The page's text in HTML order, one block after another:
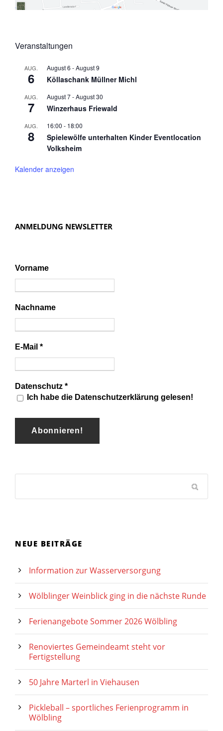
Veranstaltungen
AUG.
6
August 6 -August 9
Köllaschank Müllner Michl
AUG.
7
August 7-August 30
Winzerhaus Friewald
AUG.
8
16:00 - 18:00
Spielewölfe unterhalten Kinder Eventlocation
Volksheim
Kalender anzeigen
ANMELDUNG NEWSLETTER
Vorname
Nachname
E-Mail *
Datenschutz *
Ich habe die Datenschutzerklärung gelesen!
NEUE BEITRÄGE
Information zur Wasserversorgung
Wölblinger Weinblick ging in die nächste Runde
Ferienangebote Sommer 2026 Wölbling
Renoviertes Gemeindeamt steht vor
Fertigstellung
50 Jahre Marterl in Viehausen
Pickleball – sportliches Ferienprogramm in
Wölbling